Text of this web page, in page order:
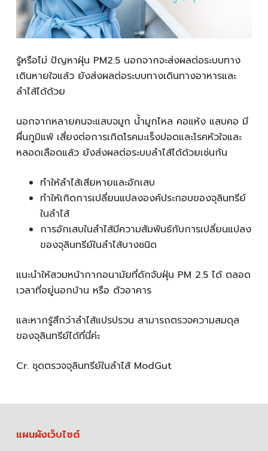
รู้หรือไม่ ปัญหาฝุ่น PM2.5 นอกจากจะส่งผลต่อระบบทาง
เดินหายใจแล้ว ยังส่งผลต่อระบบทางเดินทางอาหารและ
ลำไส้ได้ด้วย
นอกจากหลายคนจะแสบจมูก น้ำมูกไหล คอแห้ง แสบคอ มี
ผื่นภูมิแพ้ เสี่ยงต่อการเกิดโรคมะเร็งปอดและโรคหัวใจและ
หลอดเลือดแล้ว ยังส่งผลต่อระบบลำไส้ได้ด้วยเช่นกัน
ทำให้ลำไส้เสียหายและอักเสบ
ทำให้เกิดการเปลี่ยนแปลงองค์ประกอบของจุลินทรีย์
ในลำไส้
การอักเสบในลำไส้มีความสัมพันธ์กับการเปลี่ยนแปลง
ของจุลินทรีย์ในลำไส้บางชนิด
แนะนำให้สวมหน้ากากอนามัยที่ดักจับฝุ่น PM 2.5 ได้ ตลอด
เวลาที่อยู่นอกบ้าน หรือ ตัวอาคาร
และหากรู้สึกว่าลำไส้แปรปรวน สามารถตรวจความสมดุล
ของจุลินทรีย์ได้ที่นี่ค่ะ
Cr. ชุดตรวจจุลินทรีย์ในลำไส้ ModGut
แผนผังเว็บไซต์